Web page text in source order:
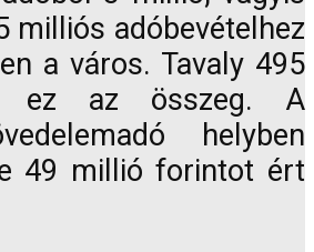
milliós adóbevételhez
a város. Tavaly 495
ez az összeg. A
helyben
49 millió forintot ért